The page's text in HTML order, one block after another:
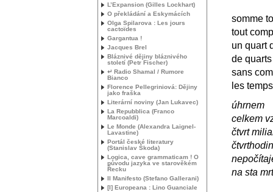
somme
tout
un quart
de quarts
sans
les
úhrnem
celkem
čtvrt
čtvrthodin
na sta
L’Expansion (Gilles Lockhart)
O překládání a Eskymácích
Olga Spilarova : Les jours
cactoïdes
Gargantua !
Jacques Brel
Bláznivé dějiny bláznivého
století (Petr Fischer)
↵ Radio Shamal / Rumore
Bianco
Florence Pellegriniová: Dějiny
jako fraška
Literární noviny (Jan Lukavec)
La Repubblica (Franco
Marcoaldi)
Le Monde (Alexandra Laignel-
Lavastine)
Portál české literatury
(Stanislav Škoda)
Logica, cave grammaticam ! O
původu jazyka ve starověkém
Řecku
Il Manifesto (Stefano Gallerani)
[I] Europeana : Lino Guanciale